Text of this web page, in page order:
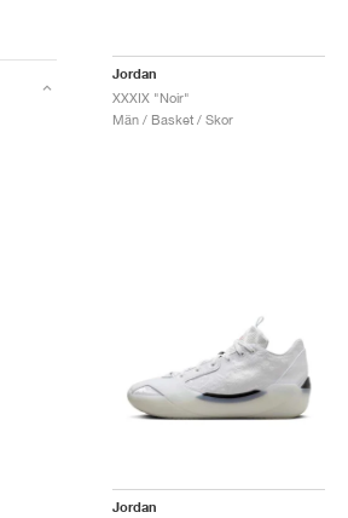
Jordan
XXXIX "Noir"
Män / Basket / Skor
Jordan